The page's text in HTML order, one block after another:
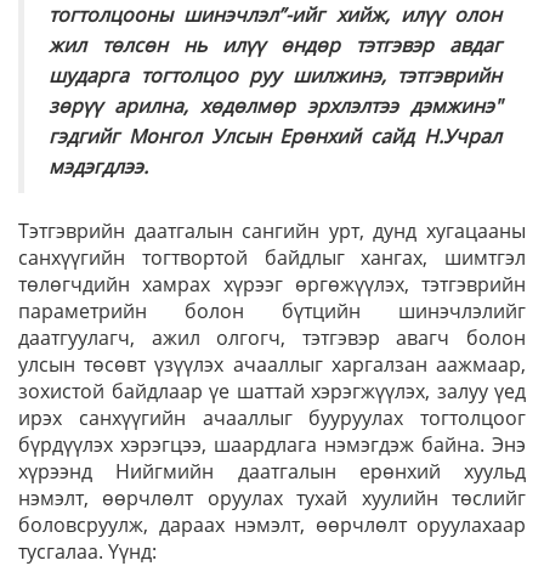
тогтолцооны шинэчлэл”-ийг хийж, илүү олон
жил төлсөн нь илүү өндөр тэтгэвэр авдаг
шударга тогтолцоо руу шилжинэ, тэтгэврийн
зөрүү арилна, хөдөлмөр эрхлэлтээ дэмжинэ"
гэдгийг Монгол Улсын Ерөнхий сайд Н.Учрал
мэдэгдлээ.
Тэтгэврийн даатгалын сангийн урт, дунд хугацааны
санхүүгийн тогтвортой байдлыг хангах, шимтгэл
төлөгчдийн хамрах хүрээг өргөжүүлэх, тэтгэврийн
параметрийн болон бүтцийн шинэчлэлийг
даатгуулагч, ажил олгогч, тэтгэвэр авагч болон
улсын төсөвт үзүүлэх ачааллыг харгалзан аажмаар,
зохистой байдлаар үе шаттай хэрэгжүүлэх, залуу үед
ирэх санхүүгийн ачааллыг бууруулах тогтолцоог
бүрдүүлэх хэрэгцээ, шаардлага нэмэгдэж байна. Энэ
хүрээнд Нийгмийн даатгалын ерөнхий хуульд
нэмэлт, өөрчлөлт оруулах тухай хуулийн төслийг
боловсруулж, дараах нэмэлт, өөрчлөлт оруулахаар
тусгалаа. Үүнд: